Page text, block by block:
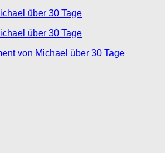
über 30 Tage
über 30 Tage
von Michael über 30 Tage